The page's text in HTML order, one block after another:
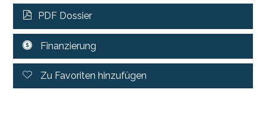
PDF Dossier
Finanzierung
Zu Favoriten hinzufügen